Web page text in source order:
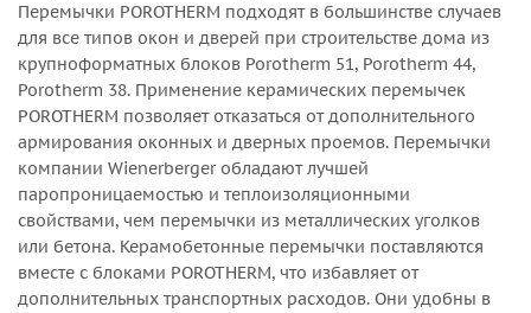
Перемычки POROTHERM подходят в большинстве случаев
для все типов окон и дверей при строительстве дома из
крупноформатных блоков Porotherm 51, Porotherm 44,
Porotherm 38. Применение керамических перемычек
POROTHERM позволяет отказаться от дополнительного
армирования оконных и дверных проемов. Перемычки
компании Wienerberger обладают лучшей
паропроницаемостью и теплоизоляционными
свойствами, чем перемычки из металлических уголков
или бетона. Керамобетонные перемычки поставляются
вместе с блоками POROTHERM, что избавляет от
дополнительных транспортных расходов. Они удобны в